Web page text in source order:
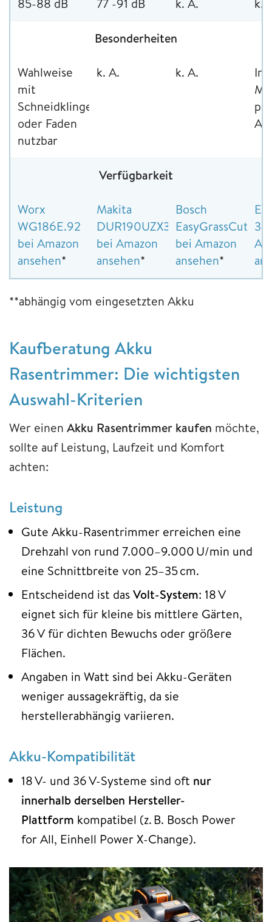
Besonderheiten
Wahlweise
mit
Schneidklinge
oder Faden
nutzbar
k. A. k. A.
Verfügbarkeit
Worx
WG186E.92
bei Amazon
ansehen*
Makita
DUR190UZX3
bei Amazon
ansehen*
Bosch
EasyGrassCut
bei Amazon
ansehen*
**abhängig vom eingesetzten Akku
Kaufberatung Akku
Rasentrimmer: Die wichtigsten
Auswahl-Kriterien
Wer einen Akku Rasentrimmer kaufen möchte,
sollte auf Leistung, Laufzeit und Komfort
achten:
Leistung
Gute Akku-Rasentrimmer erreichen eine
Drehzahl von rund 7.000–9.000 U/min und
eine Schnittbreite von 25–35 cm.
Entscheidend ist dasVolt-System: 18 V
eignet sich für kleine bis mittlere Gärten,
36 V für dichten Bewuchs oder größere
Flächen.
Angaben in Watt sind bei Akku-Geräten
weniger aussagekräftig, da sie
herstellerabhängig variieren.
Akku-Kompatibilität
18 V- und 36 V-Systeme sind oft nur
innerhalb derselben Hersteller-
Plattform kompatibel (z. B. Bosch Power
for All, Einhell Power X-Change).